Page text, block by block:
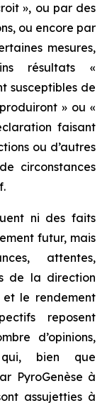
», ou par des
ou encore par
mesures,
résultats «
susceptibles de
» ou «
faisant
ou d’autres
circonstances
ni des faits
futur, mais
attentes,
de la direction
et le rendement
reposent
d’opinions,
qui, bien que
PyroGenèse à
assujetties à